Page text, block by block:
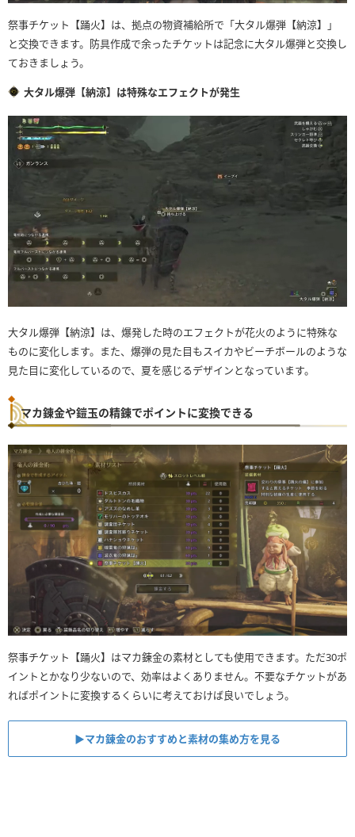
祭事チケット【踊火】は、拠点の物資補給所で「大タル爆弾【納涼】」
と交換できます。防具作成で余ったチケットは記念に大タル爆弾と交換し
ておきましょう。
大タル爆弾【納涼】は特殊なエフェクトが発生
大タル爆弾【納涼】は、爆発した時のエフェクトが花火のように特殊な
ものに変化します。また、爆弾の見た目もスイカやビーチボールのような
見た目に変化しているので、夏を感じるデザインとなっています。
マカ錬金や鎧玉の精錬でポイントに変換できる
祭事チケット【踊火】はマカ錬金の素材としても使用できます。ただ30ポ
イントとかなり少ないので、効率はよくありません。不要なチケットがあ
ればポイントに変換するくらいに考えておけば良いでしょう。
▶︎マカ錬金のおすすめと素材の集め方を見る